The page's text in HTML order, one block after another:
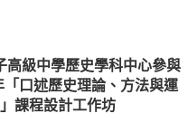
高級中學歷史學科中心參與
口述歷史理論、方法與運
課程設計工作坊